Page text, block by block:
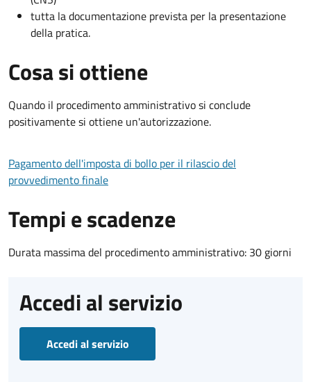
tutta la documentazione prevista per la presentazione
della pratica.
Cosa si ottiene
Quando il procedimento amministrativo si conclude
positivamente si ottiene un'autorizzazione.
Pagamento dell'imposta di bollo per il rilascio del
provvedimento finale
Tempi e scadenze
Durata massima del procedimento amministrativo: 30 giorni
Accedi al servizio
Accedi al servizio